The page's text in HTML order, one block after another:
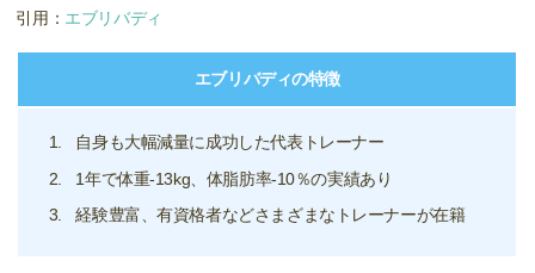
引用： エブリバディ
エブリバディの特徴
自身も大幅減量に成功した代表トレーナー
1年で体重-13kg、体脂肪率-10％の実績あり
経験豊富、有資格者などさまざまなトレーナーが在籍